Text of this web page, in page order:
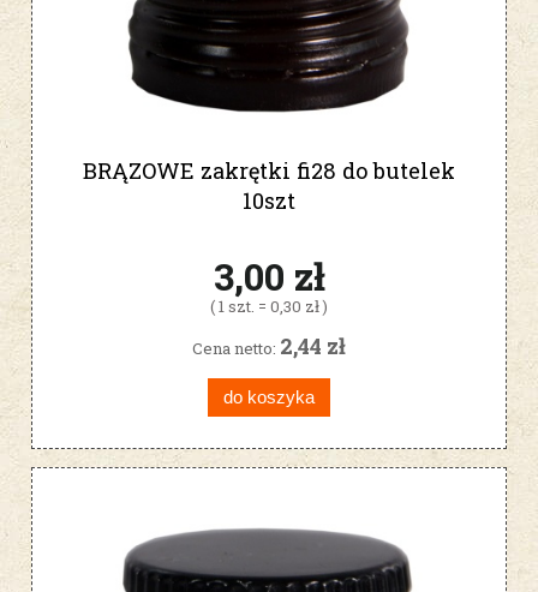
BRĄZOWE zakrętki fi28 do butelek
10szt
3,00 zł
( 1 szt. = 0,30 zł )
Cena netto: 2,44 zł
do koszyka